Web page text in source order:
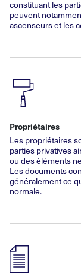
constituant les
peuvent
ascenseurs et les
Propriétaires
Les propriétaires
parties privatives
ou des éléments
Les documents
généralement ce
normale.